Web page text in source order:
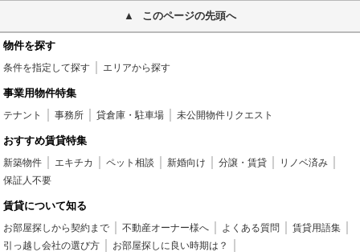
このページの先頭へ
物件を探す
条件を指定して探す エリアから探す
事業用物件特集
テナント 事務所 貸倉庫・駐車場 未公開物件リクエスト
おすすめ賃貸特集
新築物件 エキチカ ペット相談 新婚向け 分譲・賃貸
リノベ済み
保証人不要
賃貸について知る
お部屋探しから契約まで 不動産オーナー様へ よくある質問
賃貸用語集
引っ越し会社の選び方
お部屋探しに良い時期は？